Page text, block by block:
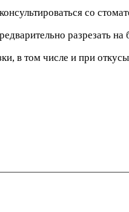
со
разрезать на
в том числе и при